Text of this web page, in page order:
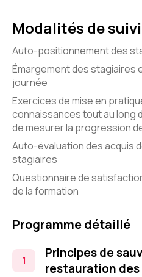
Modalités de
Auto-positionnement des
Émargement des stagiaires
journée
Exercices de mise en
connaissances tout au long
de mesurer la progression
Auto-évaluation des acquis
stagiaires
Questionnaire de
de la formation
Programme détaillé
Principes de
restauration des